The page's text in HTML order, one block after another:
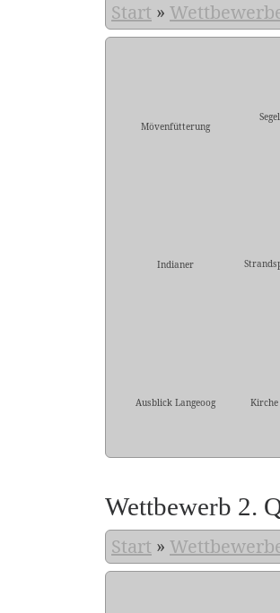
Start »
Mövenfütterung
Indianer
Ausblick Langeoog
Kirche
Wettbewerb 2.
Start »